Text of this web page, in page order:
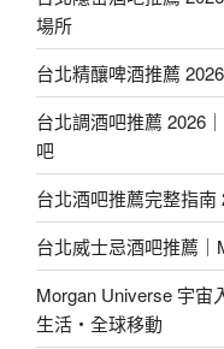
場所
台北精釀啤酒推薦
台北調酒吧推薦 2026
吧
台北酒吧推薦完整指
台北威士忌酒吧推薦
Morgan Universe 宇宙
生活・全球移動